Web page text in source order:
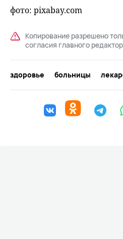
фото: pixabay.com
Копирование разрешено
согласия главного
здоровье больницы